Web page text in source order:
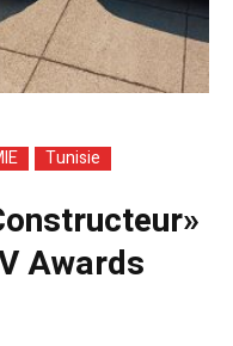
Tunisie
Awards